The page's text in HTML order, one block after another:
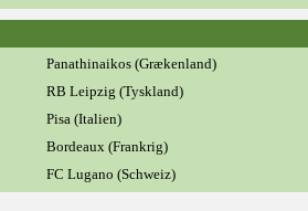
Panathinaikos (Grækenland)
RB Leipzig (Tyskland)
Pisa (Italien)
Bordeaux (Frankrig)
FC Lugano (Schweiz)